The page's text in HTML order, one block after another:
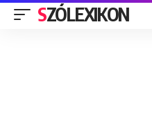
SZÓLEXIKON